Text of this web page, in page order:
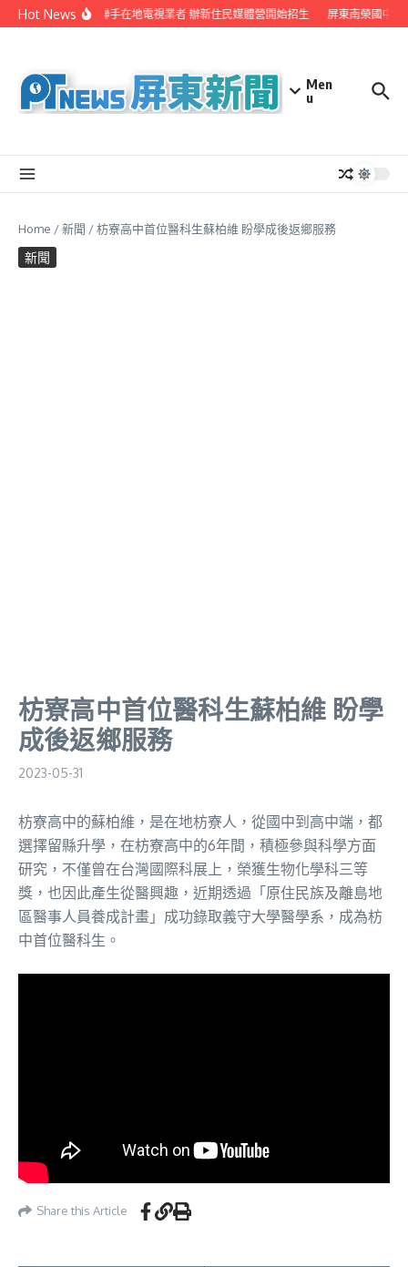
Skip to content
Hot News屏縣府聯手在地電視業者 辦新住民媒體營開始招生 屏東南榮國中赴
Men
u
Home /新聞 /枋寮高中首位醫科生蘇柏維 盼學成後返鄉服務
新聞
枋寮高中首位醫科生蘇柏維 盼學
成後返鄉服務
2023-05-31
枋寮高中的蘇柏維，是在地枋寮人，從國中到高中端，都
選擇留縣升學，在枋寮高中的6年間，積極參與科學方面
研究，不僅曾在台灣國際科展上，榮獲生物化學科三等
獎，也因此產生從醫興趣，近期透過「原住民族及離島地
區醫事人員養成計畫」成功錄取義守大學醫學系，成為枋
中首位醫科生。
Share this Article